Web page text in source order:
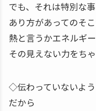
でも、それは特別な
あり方があってのそ
熱と言うかエネルギ
その見えない力をち
◇伝わっていないよう
だから